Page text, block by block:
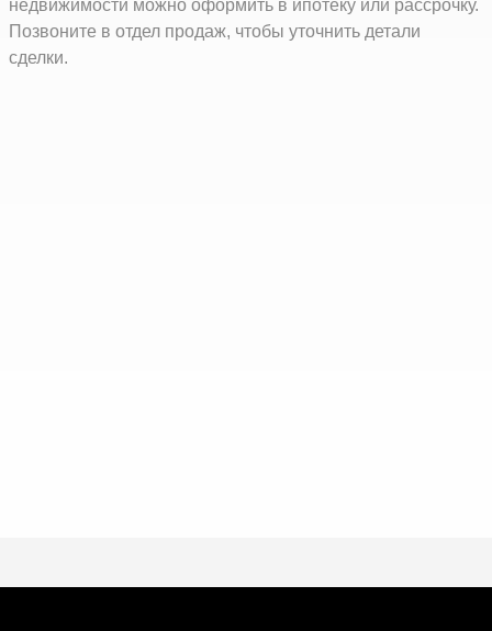
недвижимости можно оформить в ипотеку или рассрочку.
Позвоните в отдел продаж, чтобы уточнить детали
сделки.